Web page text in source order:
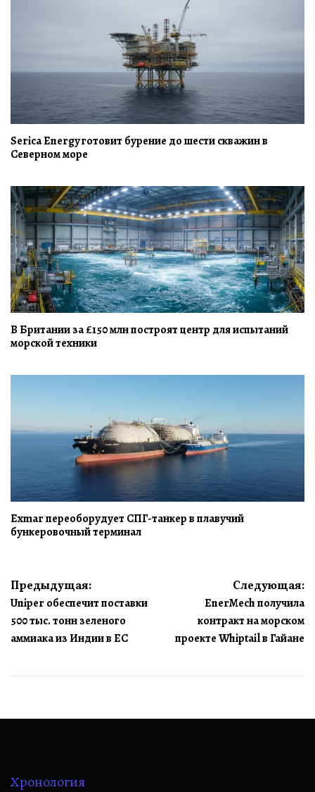
Serica Energy готовит бурение до шести скважин в
Северном море
В Британии за £150 млн построят центр для испытаний
морской техники
Exmar переоборудует СПГ-танкер в плавучий
бункеровочный терминал
Навигация
по
записям
Предыдущая:
Uniper обеспечит поставки
500 тыс. тонн зеленого
аммиака из Индии в ЕС
Следующая:
EnerMech получила
контракт на морском
проекте Whiptail в Гайане
Хронология